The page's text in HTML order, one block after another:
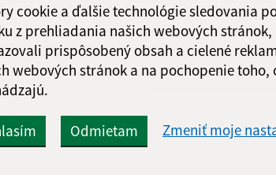
cookie a ďalšie technológie sledovania
z prehliadania našich webových stránok,
prispôsobený obsah a cielené
webových stránok a na pochopenie
Odmietam Zmeniť moje